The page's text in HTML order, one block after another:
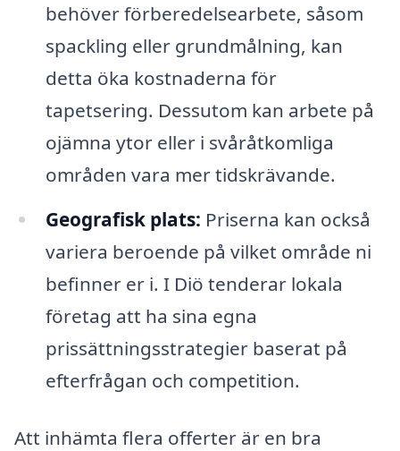
behöver förberedelsearbete, såsom
spackling eller grundmålning, kan
detta öka kostnaderna för
tapetsering. Dessutom kan arbete på
ojämna ytor eller i svåråtkomliga
områden vara mer tidskrävande.
Geografisk plats: Priserna kan också
variera beroende på vilket område ni
befinner er i. I Diö tenderar lokala
företag att ha sina egna
prissättningsstrategier baserat på
efterfrågan och competition.
Att inhämta flera offerter är en bra